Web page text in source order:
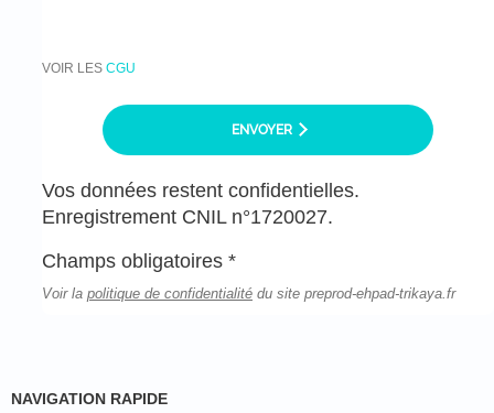
VOIR LES CGU
ENVOYER
Vos données restent confidentielles.
Enregistrement CNIL n°1720027.
Champs obligatoires *
Voir la politique de confidentialité du site preprod-ehpad-trikaya.fr
NAVIGATION RAPIDE